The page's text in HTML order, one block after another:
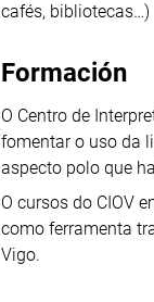
cafés, bibliotecas…)
Formación
O Centro de
fomentar o uso da
aspecto polo que
O cursos do CIOV
como ferramenta
Vigo.